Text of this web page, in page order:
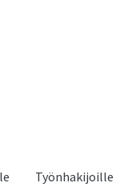
Työnhakijoille